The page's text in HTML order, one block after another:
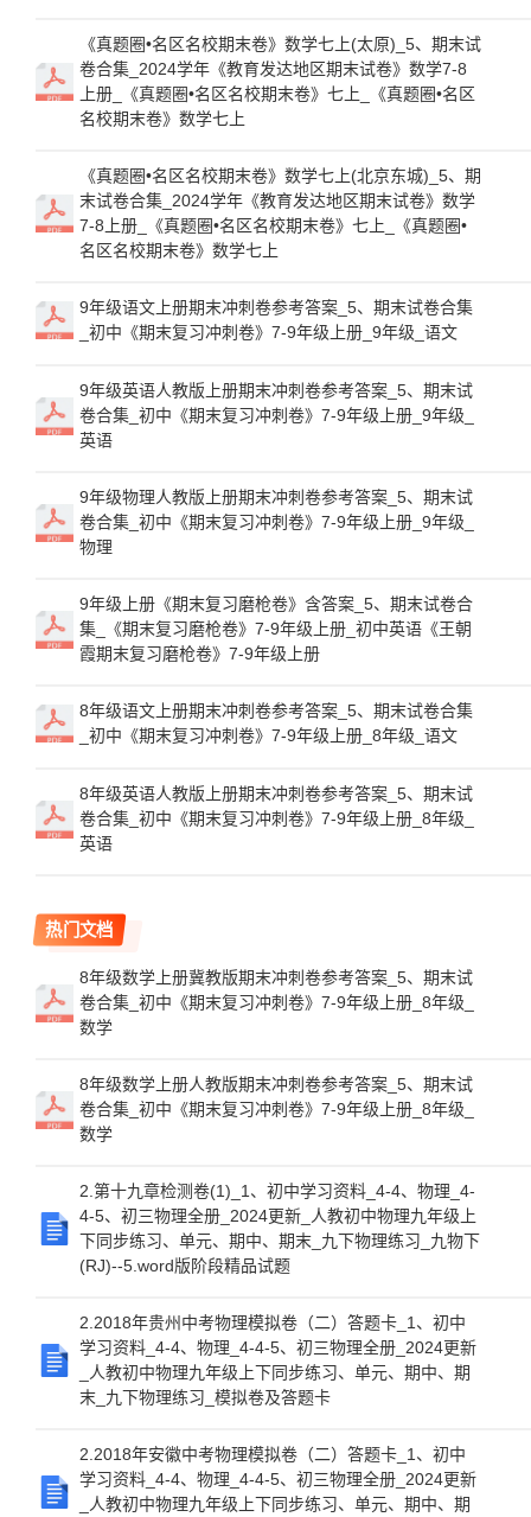
《真题圈•名区名校期末卷》数学七上(太原)_5、期末试
卷合集_2024学年《教育发达地区期末试卷》数学7-8
上册_《真题圈•名区名校期末卷》七上_《真题圈•名区
名校期末卷》数学七上
《真题圈•名区名校期末卷》数学七上(北京东城)_5、期
末试卷合集_2024学年《教育发达地区期末试卷》数学
7-8上册_《真题圈•名区名校期末卷》七上_《真题圈•
名区名校期末卷》数学七上
9年级语文上册期末冲刺卷参考答案_5、期末试卷合集
_初中《期末复习冲刺卷》7-9年级上册_9年级_语文
9年级英语人教版上册期末冲刺卷参考答案_5、期末试
卷合集_初中《期末复习冲刺卷》7-9年级上册_9年级_
英语
9年级物理人教版上册期末冲刺卷参考答案_5、期末试
卷合集_初中《期末复习冲刺卷》7-9年级上册_9年级_
物理
9年级上册《期末复习磨枪卷》含答案_5、期末试卷合
集_《期末复习磨枪卷》7-9年级上册_初中英语《王朝
霞期末复习磨枪卷》7-9年级上册
8年级语文上册期末冲刺卷参考答案_5、期末试卷合集
_初中《期末复习冲刺卷》7-9年级上册_8年级_语文
8年级英语人教版上册期末冲刺卷参考答案_5、期末试
卷合集_初中《期末复习冲刺卷》7-9年级上册_8年级_
英语
热门文档
8年级数学上册冀教版期末冲刺卷参考答案_5、期末试
卷合集_初中《期末复习冲刺卷》7-9年级上册_8年级_
数学
8年级数学上册人教版期末冲刺卷参考答案_5、期末试
卷合集_初中《期末复习冲刺卷》7-9年级上册_8年级_
数学
2.第十九章检测卷(1)_1、初中学习资料_4-4、物理_4-
4-5、初三物理全册_2024更新_人教初中物理九年级上
下同步练习、单元、期中、期末_九下物理练习_九物下
(RJ)--5.word版阶段精品试题
2.2018年贵州中考物理模拟卷（二）答题卡_1、初中
学习资料_4-4、物理_4-4-5、初三物理全册_2024更新
_人教初中物理九年级上下同步练习、单元、期中、期
末_九下物理练习_模拟卷及答题卡
2.2018年安徽中考物理模拟卷（二）答题卡_1、初中
学习资料_4-4、物理_4-4-5、初三物理全册_2024更新
_人教初中物理九年级上下同步练习、单元、期中、期